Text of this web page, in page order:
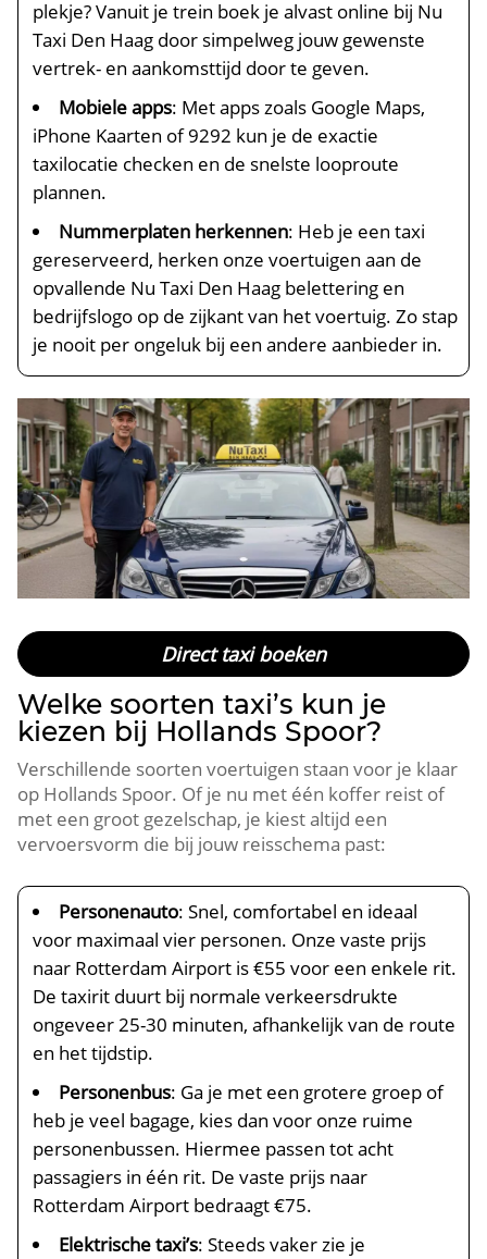
plekje? Vanuit je trein boek je alvast online bij Nu
Taxi Den Haag door simpelweg jouw gewenste
vertrek- en aankomsttijd door te geven.
Mobiele apps: Met apps zoals Google Maps,
iPhone Kaarten of 9292 kun je de exactie
taxilocatie checken en de snelste looproute
plannen.
Nummerplaten herkennen: Heb je een taxi
gereserveerd, herken onze voertuigen aan de
opvallende Nu Taxi Den Haag belettering en
bedrijfslogo op de zijkant van het voertuig. Zo stap
je nooit per ongeluk bij een andere aanbieder in.
Direct taxi boeken
Welke soorten taxi’s kun je
kiezen bij Hollands Spoor?
Verschillende soorten voertuigen staan voor je klaar
op Hollands Spoor. Of je nu met één koffer reist of
met een groot gezelschap, je kiest altijd een
vervoersvorm die bij jouw reisschema past:
Personenauto: Snel, comfortabel en ideaal
voor maximaal vier personen. Onze vaste prijs
naar Rotterdam Airport is €55 voor een enkele rit.
De taxirit duurt bij normale verkeersdrukte
ongeveer 25-30 minuten, afhankelijk van de route
en het tijdstip.
Personenbus: Ga je met een grotere groep of
heb je veel bagage, kies dan voor onze ruime
personenbussen. Hiermee passen tot acht
passagiers in één rit. De vaste prijs naar
Rotterdam Airport bedraagt €75.
Elektrische taxi’s: Steeds vaker zie je